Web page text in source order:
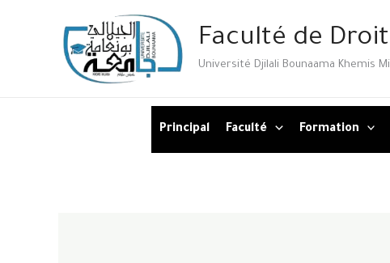
Faculté de
Université Djilali Bounaama Khemis
Principal Faculté Formation